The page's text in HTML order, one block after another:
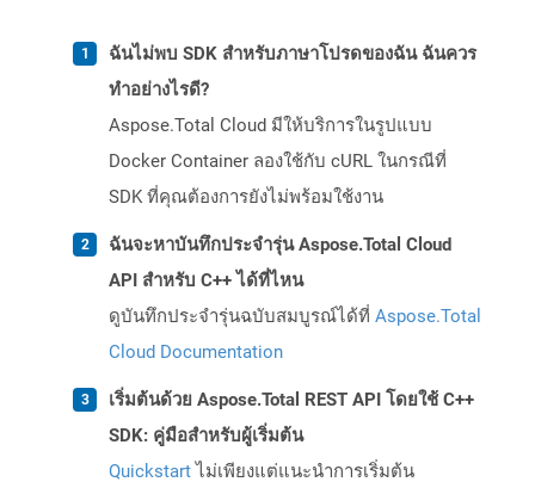
ฉันไม่พบ SDK สำหรับภาษาโปรดของฉัน ฉันควร
ทำอย่างไรดี?
Aspose.Total Cloud มีให้บริการในรูปแบบ
Docker Container ลองใช้กับ cURL ในกรณีที่
SDK ที่คุณต้องการยังไม่พร้อมใช้งาน
ฉันจะหาบันทึกประจำรุ่น Aspose.Total Cloud
API สำหรับ C++ ได้ที่ไหน
ดูบันทึกประจำรุ่นฉบับสมบูรณ์ได้ที่ Aspose.Total
Cloud Documentation
เริ่มต้นด้วย Aspose.Total REST API โดยใช้ C++
SDK: คู่มือสำหรับผู้เริ่มต้น
Quickstartไม่เพียงแต่แนะนำการเริ่มต้น